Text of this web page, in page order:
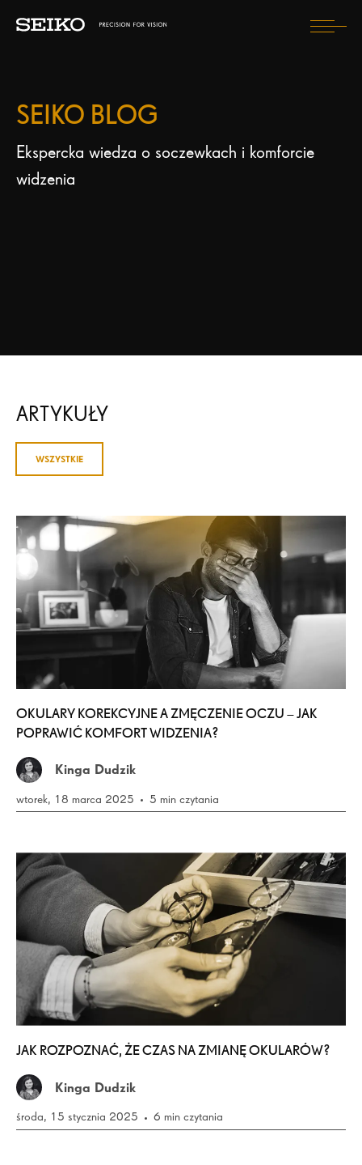
SOCZEWKI
CZEGO DOŚWIADCZĘ?
JAK BĘDĘ WYGLĄDAĆ?
SEIKO BLOG
Ekspercka wiedza o soczewkach i komforcie
widzenia
ARTYKUŁY